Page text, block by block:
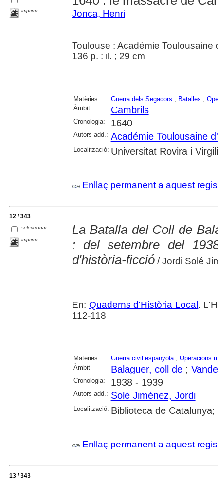
imprimir Jonca, Henri
Toulouse : Académie
136 p. : il. ; 29 cm
Matèries: Guerra dels Segadors ; Batalles ;
Àmbit:
Cambrils
Cronologia: 1640
Autors add.: Académie Toulousaine
Localització: Universitat Rovira i Virgili
Enllaç permanent a aquest
12 / 343
seleccionar
imprimir
La Batalla del Coll de
: del setembre del
d'història-ficció/ Jordi Solé
En: Quaderns d'Història Local .
112-118
Matèries: Guerra civil espanyola; Operacions
Àmbit:
Balaguer, coll de;
Cronologia: 1938 - 1939
Autors add.: Solé Jiménez, Jordi
Localització: Biblioteca de
Enllaç permanent a aquest
13 / 343